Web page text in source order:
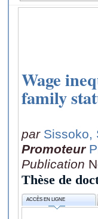
Wage
family
par Sissoko,
Promoteur
Publication
Thèse de
ACCÈS EN LIGNE